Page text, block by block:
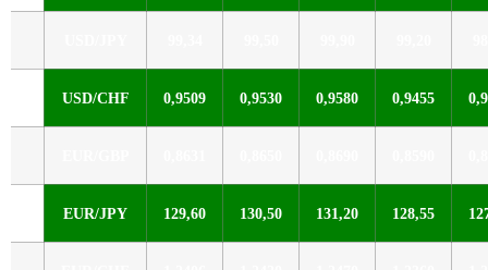
USD/CHF 0,9509 0,9530 0,9580 0,9455
EUR/JPY 129,60 130,50 131,20 128,55